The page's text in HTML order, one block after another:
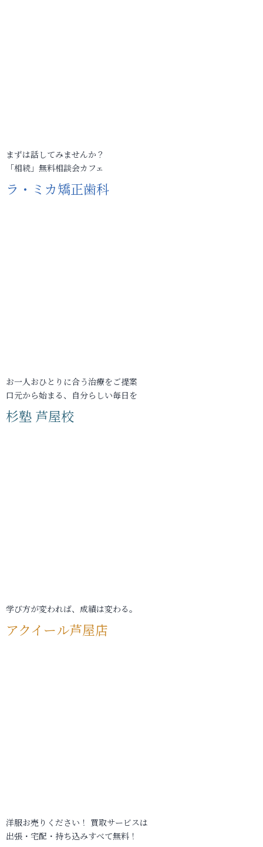
まずは話してみませんか？
「相続」無料相談会カフェ
ラ・ミカ矯正歯科
お一人おひとりに合う治療をご提案
口元から始まる、自分らしい毎日を
杉塾 芦屋校
学び方が変われば、成績は変わる。
アクイール芦屋店
洋服お売りください！ 買取サービスは
出張・宅配・持ち込みすべて無料！